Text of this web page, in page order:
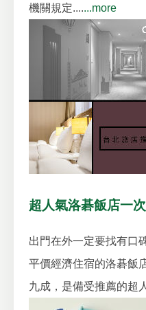
機關規定.......more
超人氣洛碁飯店一
出門在外一定要找有口
平價經濟住宿的洛碁飯
九成，是備受推薦的超